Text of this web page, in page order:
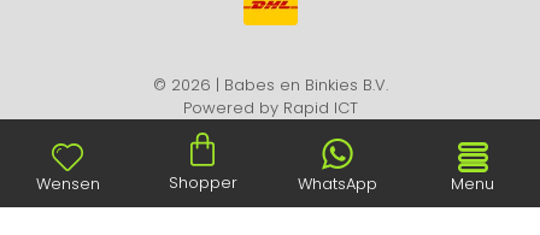
© 2026 | Babes en Binkies B.V.
Powered by Rapid ICT
Wensen Shopper WhatsApp Menu